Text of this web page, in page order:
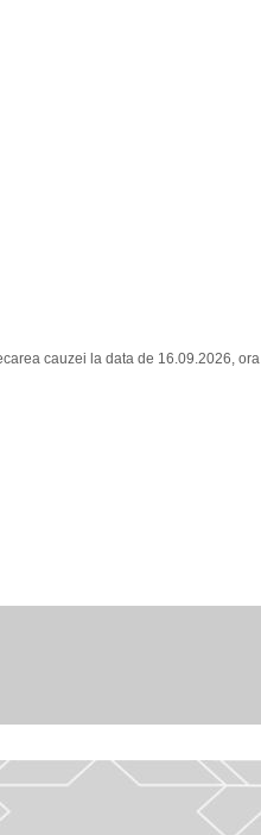
cauzei la data de 16.09.2026, ora